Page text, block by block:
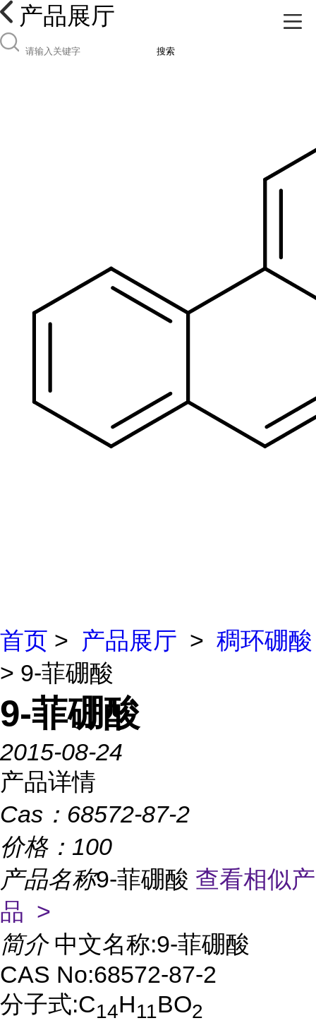
产品展厅
搜索
首页 > 产品展厅 > 稠环硼酸
> 9-菲硼酸
9-菲硼酸
2015-08-24
产品详情
Cas： 68572-87-2
价格： 100
产品名称9-菲硼酸 查看相似产
品 >
简介 中文名称:9-菲硼酸
CAS No:68572-87-2
分子式:C14H11BO2